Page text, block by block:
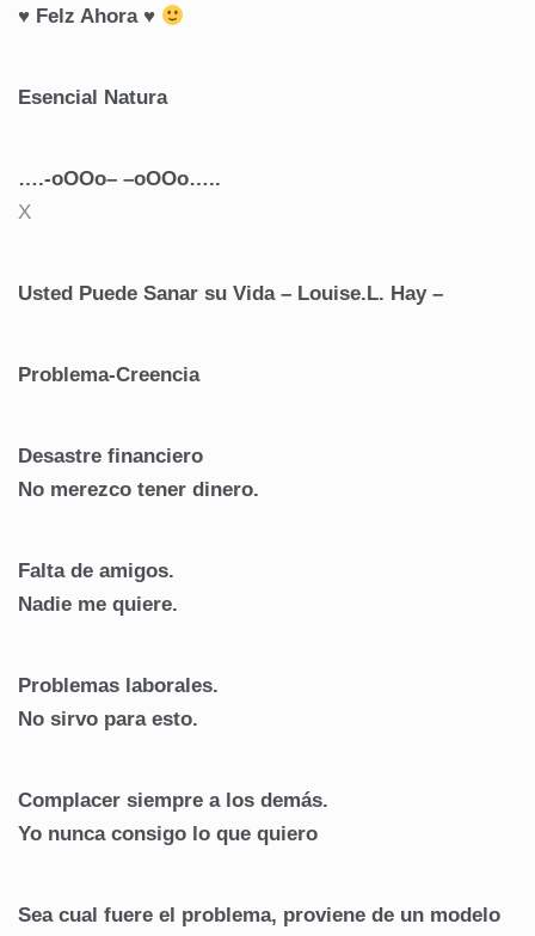
♥ Felz Ahora ♥
Esencial Natura
….-oOOo– –oOOo…..
X
Usted Puede Sanar su Vida – Louise.L. Hay –
Problema-Creencia
Desastre financiero
No merezco tener dinero.
Falta de amigos.
Nadie me quiere.
Problemas laborales.
No sirvo para esto.
Complacer siempre a los demás.
Yo nunca consigo lo que quiero
Sea cual fuere el problema, proviene de un modelo